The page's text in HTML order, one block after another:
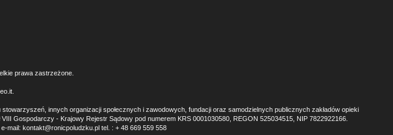
prawa zastrzeżone.
.
innych organizacji społecznych i zawodowych, fundacji oraz samodzielnych publicznych zakładów opieki
Gospodarczy - Krajowy Rejestr Sądowy pod numerem KRS 0001030580, REGON 525034515, NIP 7822922166.
mail: kontakt@ronicpoludzku.pl tel. : + 48 669 559 558